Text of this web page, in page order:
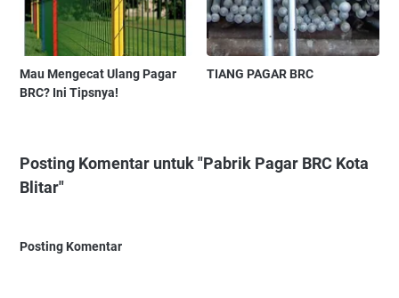
Mau Mengecat Ulang Pagar
BRC? Ini Tipsnya!
TIANG PAGAR BRC
Posting Komentar untuk "Pabrik Pagar BRC Kota
Blitar"
Posting Komentar